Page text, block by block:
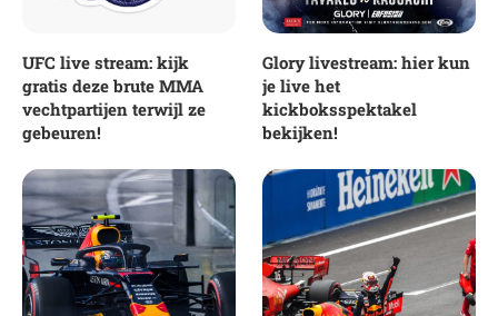
UFC live stream: kijk
gratis deze brute MMA
vechtpartijen terwijl ze
gebeuren!
Glory livestream: hier kun
je live het
kickboksspektakel
bekijken!